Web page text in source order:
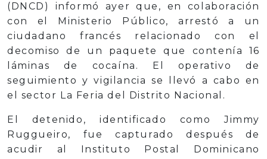
(DNCD) informó ayer que, en colaboración
con el Ministerio Público, arrestó a un
ciudadano francés relacionado con el
decomiso de un paquete que contenía 16
láminas de cocaína. El operativo de
seguimiento y vigilancia se llevó a cabo en
el sector La Feria del Distrito Nacional.
El detenido, identificado como Jimmy
Ruggueiro, fue capturado después de
acudir al Instituto Postal Dominicano